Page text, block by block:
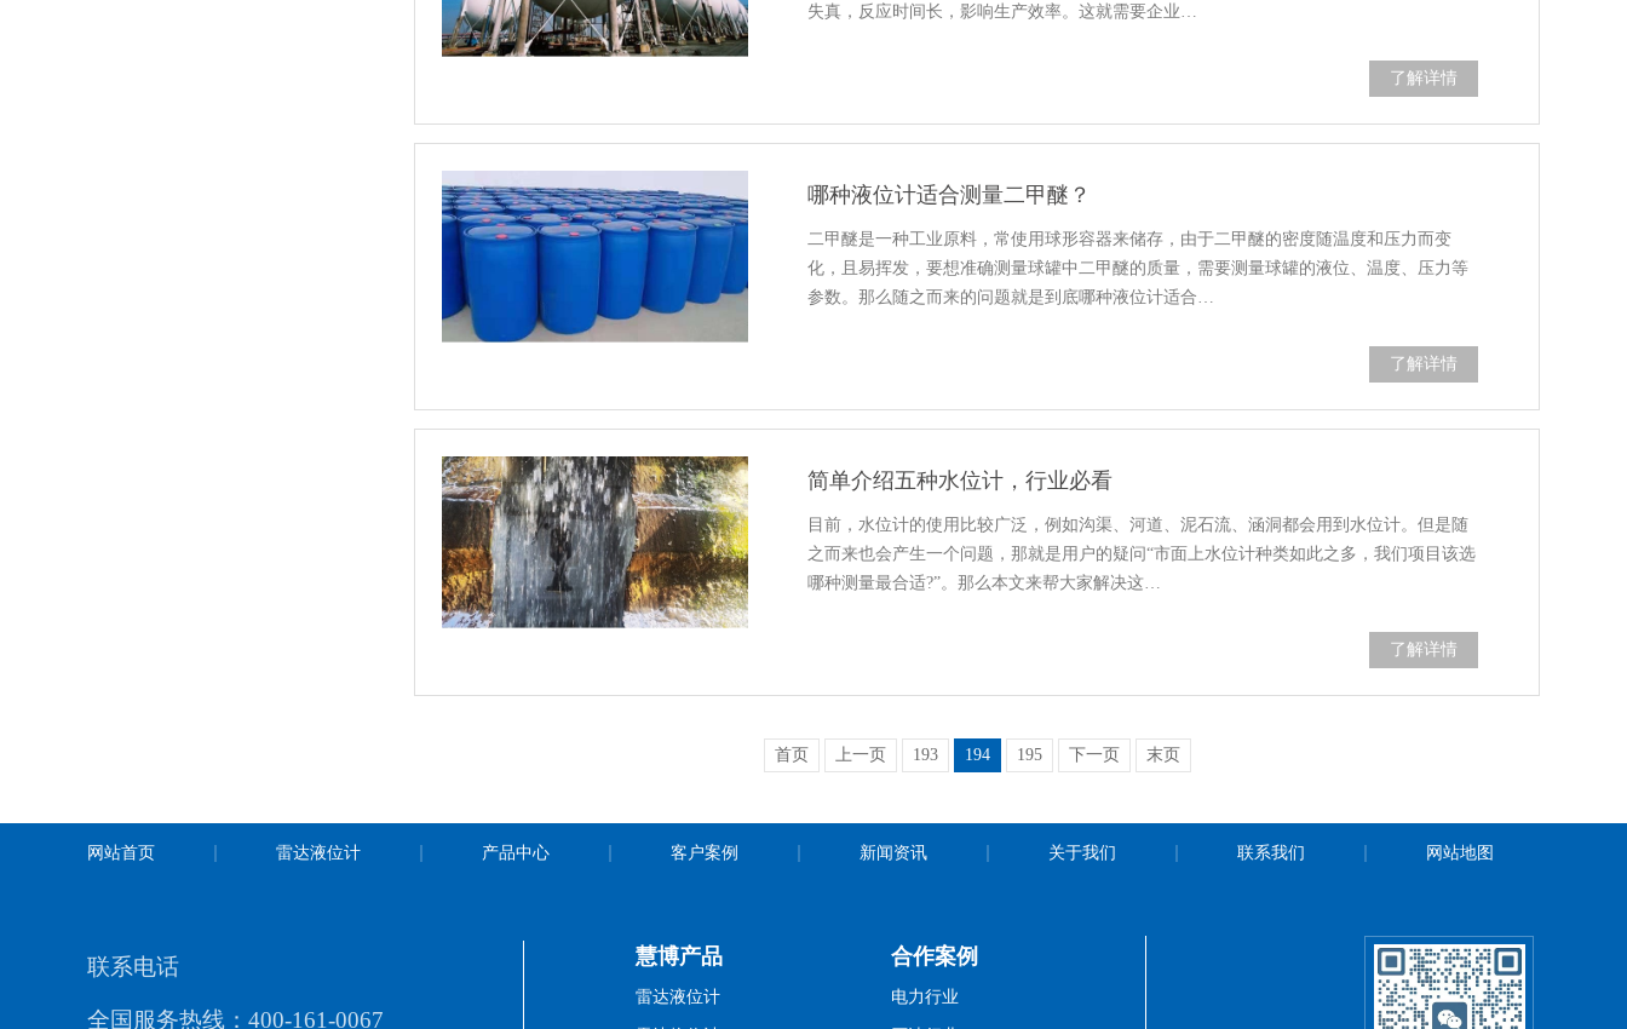
失真，反应时间长，影响生产效率。这就需要企业…
了解详情
哪种液位计适合测量二甲醚？
二甲醚是一种工业原料，常使用球形容器来储存，由于二甲醚的密度随温度和压力而变
化，且易挥发，要想准确测量球罐中二甲醚的质量，需要测量球罐的液位、温度、压力等
参数。那么随之而来的问题就是到底哪种液位计适合…
了解详情
简单介绍五种水位计，行业必看
目前，水位计的使用比较广泛，例如沟渠、河道、泥石流、涵洞都会用到水位计。但是随
之而来也会产生一个问题，那就是用户的疑问“市面上水位计种类如此之多，我们项目该选
哪种测量最合适?”。那么本文来帮大家解决这…
了解详情
首页 上一页 193 194 195 下一页 末页
网站首页 雷达液位计 产品中心 客户案例 新闻资讯 关于我们 联系我们 网站地图
联系电话
全国服务热线：400-161-0067
慧博产品
雷达液位计
合作案例
电力行业